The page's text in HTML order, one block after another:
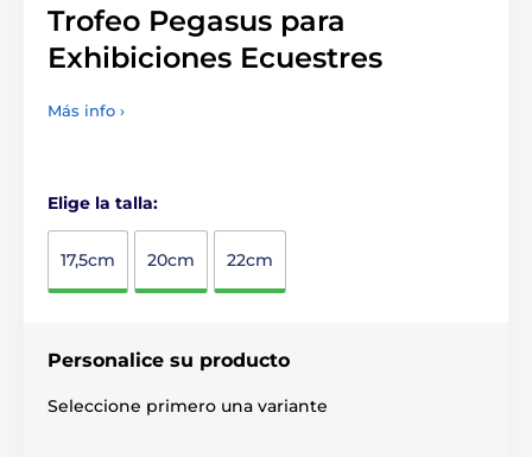
Trofeo Pegasus para
Exhibiciones Ecuestres
Más info ›
Elige la talla:
17,5cm 20cm 22cm
Personalice su producto
Seleccione primero una variante